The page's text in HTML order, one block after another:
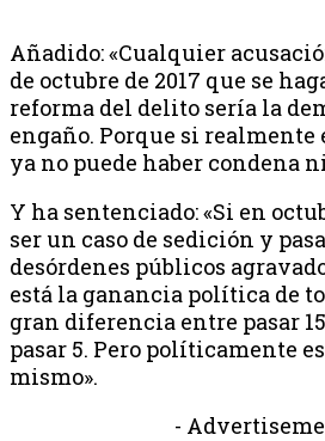
Añadido: «Cualquier
de octubre de 2017 que se
reforma del delito sería la
engaño. Porque si realmente
ya no puede haber condena
Y ha sentenciado: «Si en
ser un caso de sedición y
desórdenes públicos
está la ganancia política de
gran diferencia entre pasar
pasar 5. Pero políticamente
mismo».
-